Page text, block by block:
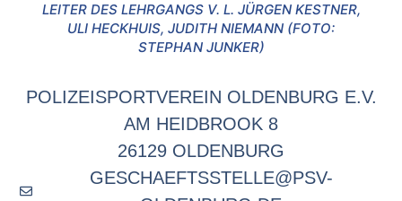
LEITER DES LEHRGANGS V. L. JÜRGEN KESTNER,
ULI HECKHUIS, JUDITH NIEMANN (FOTO:
STEPHAN JUNKER)
POLIZEISPORTVEREIN OLDENBURG E.V.
AM HEIDBROOK 8
26129 OLDENBURG
GESCHAEFTSSTELLE@PSV-